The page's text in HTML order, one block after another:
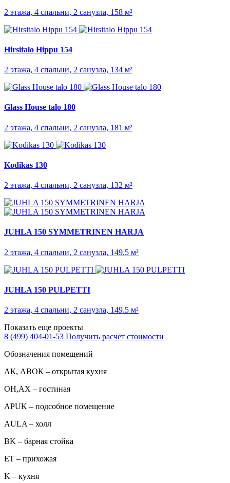
2 этажа, 4 спальни, 2 санузла, 158 м²
Hirsitalo Hippu 154
2 этажа, 4 спальни, 2 санузла, 134 м²
Glass House talo 180
2 этажа, 4 спальни, 2 санузла, 181 м²
Kodikas 130
2 этажа, 4 спальни, 2 санузла, 132 м²
JUHLA 150 SYMMET­RINEN HARJA
2 этажа, 4 спальни, 2 санузла, 149.5 м²
JUHLA 150 PULPETTI
2 этажа, 4 спальни, 2 санузла, 149.5 м²
Показать еще проекты
8 (499) 404-01-53 Получить расчет стоимости
Обозначения помещений
АК, АВОК – открытая кухня
ОН,AX – гостиная
APUK – подсобное помещение
AULA – холл
BK – барная стойка
ET – прихожая
K – кухня